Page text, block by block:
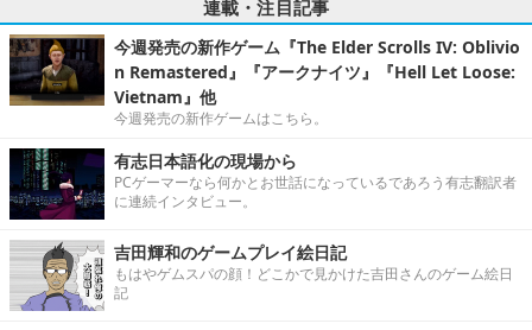
連載・注目記事
今週発売の新作ゲーム『The Elder Scrolls IV: Oblivio
n Remastered』『アークナイツ』『Hell Let Loose:
Vietnam』他
今週発売の新作ゲームはこちら。
有志日本語化の現場から
PCゲーマーなら何かとお世話になっているであろう有志翻訳者
に連続インタビュー。
吉田輝和のゲームプレイ絵日記
もはやゲムスパの顔！どこかで見かけた吉田さんのゲーム絵日
記